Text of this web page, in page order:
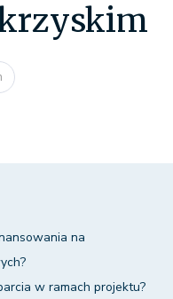
na
w ramach projektu?